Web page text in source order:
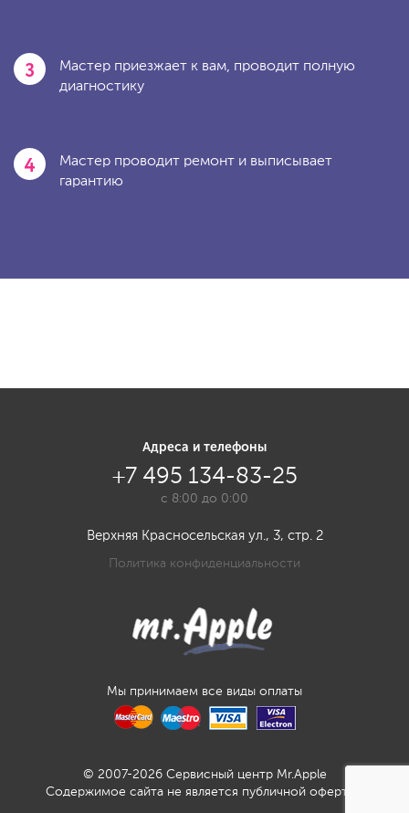
3
Мастер приезжает к вам, проводит полную
диагностику
4
Мастер проводит ремонт и выписывает
гарантию
Мы принимаем все виды оплаты
Адреса и телефоны
+7 495 134-83-25
с 8:00 до 0:00
Верхняя Красносельская ул., 3, стр. 2
Политика конфиденциальности
© 2007-2026 Сервисный центр Mr.Apple
Содержимое сайта не является публичной офертой